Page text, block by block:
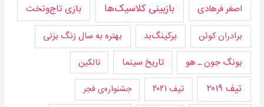
اصغر فرهادی
بازبینی کلاسیک‌ها بازی تاج‌و‌تخت
برادران کوئن برکینگ‌بد
بهتره به سال زنگ بزنی
بونگ جون ـ هو
تاریخ سینما تالکین
تیف ۲۰۱۹ تیف ۲۰۲۱ جشنواره‌ی فجر